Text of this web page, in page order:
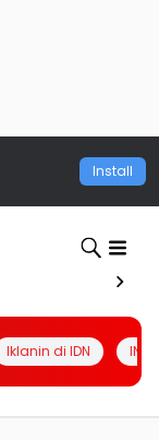
Install
Iklanin di IDN